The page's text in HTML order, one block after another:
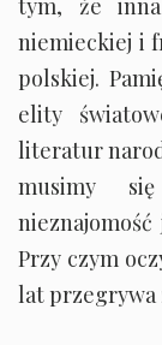
tym, że
niemieckiej i
polskiej.
elity
literatur
musimy
Przy czym
lat przegrywa